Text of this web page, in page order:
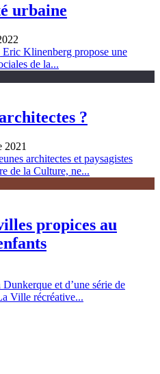
urbaine
Klinenberg propose une
de la...
?
2021
architectes et paysagistes
de la Culture, ne...
propices au
et d’une série de
Ville récréative...